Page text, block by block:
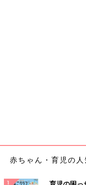
欧米のリゾートでは「
の？？」と、でっぷり
奈々緒くらいのボディ
赤ちゃん・育児の